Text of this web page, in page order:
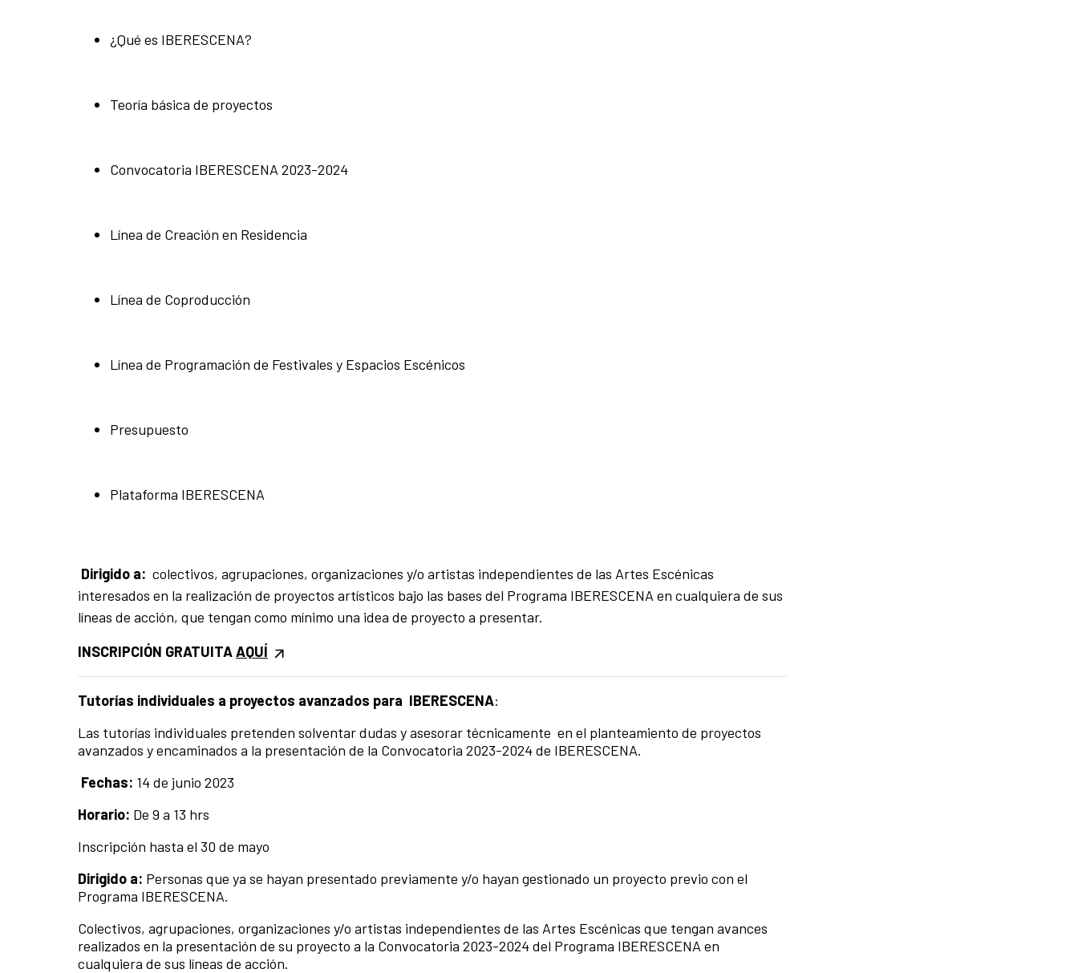
¿Qué es IBERESCENA?
Teoría básica de proyectos
Convocatoria IBERESCENA 2023-2024
Línea de Creación en Residencia
Línea de Coproducción
Línea de Programación de Festivales y Espacios Escénicos
Presupuesto
Plataforma IBERESCENA
Dirigido a: colectivos, agrupaciones, organizaciones y/o artistas independientes de las Artes Escénicas
interesados en la realización de proyectos artísticos bajo las bases del Programa IBERESCENA en cualquiera de sus
líneas de acción, que tengan como mínimo una idea de proyecto a presentar.
INSCRIPCIÓN GRATUITAAQUÍ
Tutorías individuales a proyectos avanzados para IBERESCENA:
Las tutorías individuales pretenden solventar dudas y asesorar técnicamente en el planteamiento de proyectos
avanzados y encaminados a la presentación de la Convocatoria 2023-2024 de IBERESCENA.
Fechas: 14de junio 2023
Horario: De 9 a 13 hrs
Inscripción hasta el 30 de mayo
Dirigido a: Personas que ya se hayan presentado previamente y/o hayan gestionado un proyecto previo con el
Programa IBERESCENA.
Colectivos, agrupaciones, organizaciones y/o artistas independientes de las Artes Escénicas que tengan avances
realizados en la presentación de su proyecto a la Convocatoria 2023-2024 del Programa IBERESCENA en
cualquiera de sus líneas de acción.